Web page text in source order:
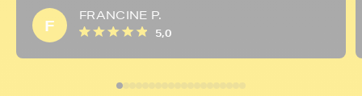
F
FRANCINE P.
5,0